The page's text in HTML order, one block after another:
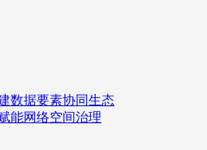
数据要素协同生态
能网络空间治理